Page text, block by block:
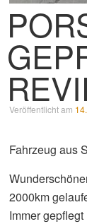
Veröffentlicht am
Fahrzeug aus
2000km
Immer